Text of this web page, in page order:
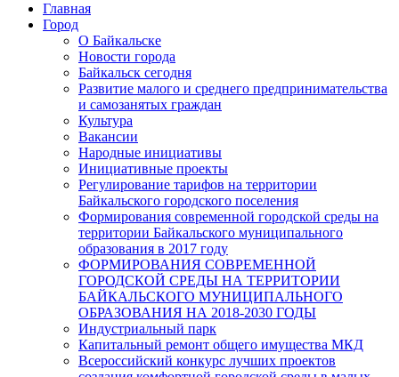
Главная
Город
О Байкальске
Новости города
Байкальск сегодня
Развитие малого и среднего предпринимательства
и самозанятых граждан
Культура
Вакансии
Народные инициативы
Инициативные проекты
Регулирование тарифов на территории
Байкальского городского поселения
Формирования современной городской среды на
территории Байкальского муниципального
образования в 2017 году
ФОРМИРОВАНИЯ СОВРЕМЕННОЙ
ГОРОДСКОЙ СРЕДЫ НА ТЕРРИТОРИИ
БАЙКАЛЬСКОГО МУНИЦИПАЛЬНОГО
ОБРАЗОВАНИЯ НА 2018-2030 ГОДЫ
Индустриальный парк
Капитальный ремонт общего имущества МКД
Всероссийский конкурс лучших проектов